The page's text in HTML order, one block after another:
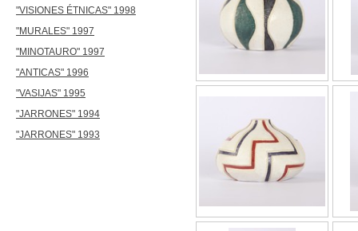
"VISIONES ÉTNICAS" 1998
"MURALES" 1997
"MINOTAURO" 1997
"ANTICAS" 1996
"VASIJAS" 1995
"JARRONES" 1994
"JARRONES" 1993